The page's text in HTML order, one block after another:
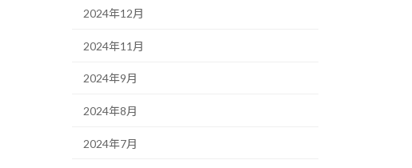
2024年12月
2024年11月
2024年9月
2024年8月
2024年7月